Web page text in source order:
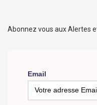
Abonnez vous aux Alertes
Email